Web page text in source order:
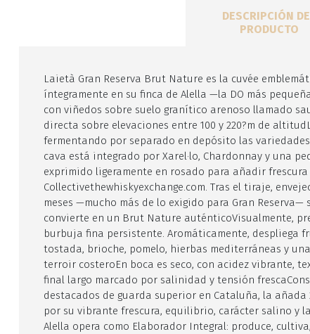
DESCRIPCIÓN
PRODUCTO
Laietà Gran Reserva Brut Nature es la cuvée
íntegramente en su finca de Alella —la DO más
con viñedos sobre suelo granítico arenoso llamado
directa sobre elevaciones entre 100 y 220?m de
fermentando por separado en depósito las
cava está integrado por Xarel·lo, Chardonnay y una
exprimido ligeramente en rosado para añadir
Collectivethewhiskyexchange.com. Tras el tiraje,
meses —mucho más de lo exigido para Gran
convierte en un Brut Nature auténticoVisualmente,
burbuja fina persistente. Aromáticamente, despliega
tostada, brioche, pomelo, hierbas mediterráneas y
terroir costeroEn boca es seco, con acidez vibrante,
final largo marcado por salinidad y tensión
destacados de guarda superior en Cataluña, la añada
por su vibrante frescura, equilibrio, carácter salino y
Alella opera como Elaborador Integral: produce,